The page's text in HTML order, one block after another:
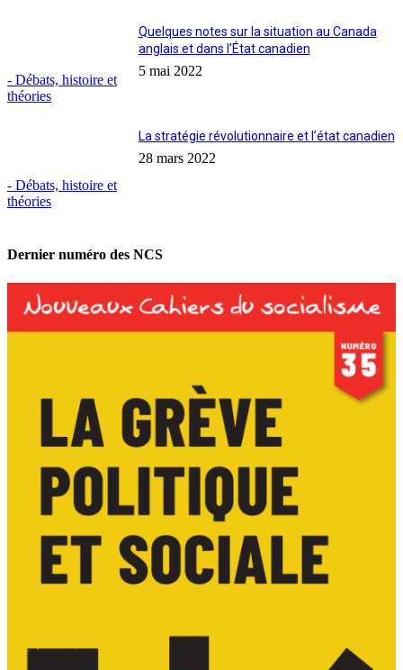
- Débats, histoire et
théories
Quelques notes sur la situation au Canada
anglais et dans l’État canadien
5 mai 2022
- Débats, histoire et
théories
La stratégie révolutionnaire et l’état canadien
28 mars 2022
Dernier numéro des NCS